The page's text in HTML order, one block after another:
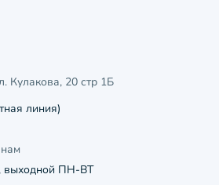
Кулакова, 20 стр 1Б
линия)
выходной ПН-ВТ